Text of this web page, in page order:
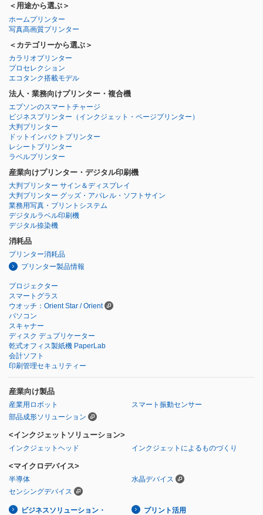
＜用途から選ぶ＞
ホームプリンター
写真高画質プリンター
＜カテゴリーから選ぶ＞
カラリオプリンター
プロセレクション
エコタンク搭載モデル
法人・業務向けプリンター・複合機
エプソンのスマートチャージ
ビジネスプリンター （インクジェット・ページプリンター）
大判プリンター
ドットインパクトプリンター
レシートプリンター
ラベルプリンター
産業向けプリンター・デジタル印刷機
大判プリンター サイン＆ディスプレイ
大判プリンター グッズ・アパレル・ソフトサイン
業務用写真・プリントシステム
デジタルラベル印刷機
デジタル捺染機
消耗品
プリンター消耗品
プリンター製品情報
プロジェクター
スマートグラス
ウオッチ：Orient Star / Orient
パソコン
スキャナー
ディスク デュプリケーター
乾式オフィス製紙機 PaperLab
会計ソフト
印刷管理セキュリティー
産業向け製品
産業用ロボット
スマート振動センサー
部品成形ソリューション
<インクジェットソリューション>
インクジェットヘッド インクジェットによるものづくり
<マイクロデバイス>
半導体
水晶デバイス
センシングデバイス
ビジネスソリューション・ プリント活用